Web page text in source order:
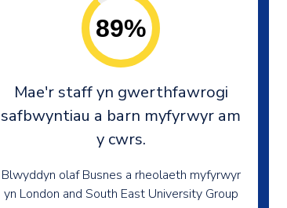
89%
Mae'r staff yn gwerthfawrogi
safbwyntiau a barn myfyrwyr am
y cwrs.
Blwyddyn olaf Busnes a rheolaeth myfyrwyr
yn London and South East University Group